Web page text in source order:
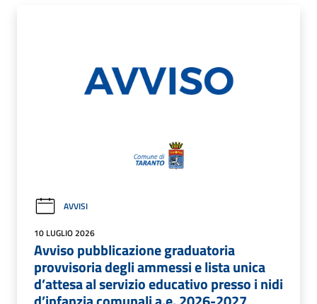
AVVISI
10 LUGLIO 2026
Avviso pubblicazione graduatoria
provvisoria degli ammessi e lista unica
d’attesa al servizio educativo presso i nidi